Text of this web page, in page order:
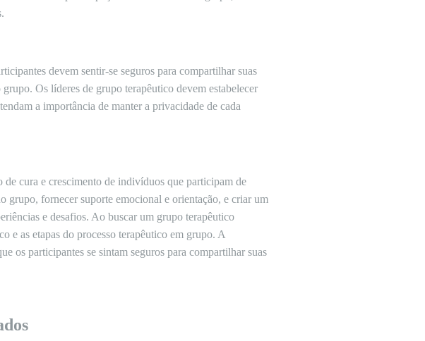
devem sentir-se seguros para compartilhar suas
Os líderes de grupo terapêutico devem estabelecer
a importância de manter a privacidade de cada
cura e crescimento de indivíduos que participam de
grupo, fornecer suporte emocional e orientação, e criar um
e desafios. Ao buscar um grupo terapêutico
e as etapas do processo terapêutico em grupo. A
os participantes se sintam seguros para compartilhar suas